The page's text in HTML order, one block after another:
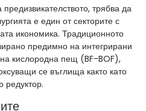
трябва да
е един от секторите с
икономика. Традиционното
предимно на интегрирани
кислородна пещ (BF-BOF),
се въглища както като
редуктор.